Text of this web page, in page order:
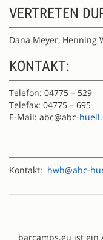
VERTRETEN
Dana Meyer, Henning
KONTAKT:
Telefon: 04775 – 529
Telefax: 04775 – 695
E-Mail: abc@abc-
Kontakt: hwh@abc-
barcamps.eu ist ein